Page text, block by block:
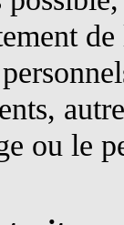
ou le